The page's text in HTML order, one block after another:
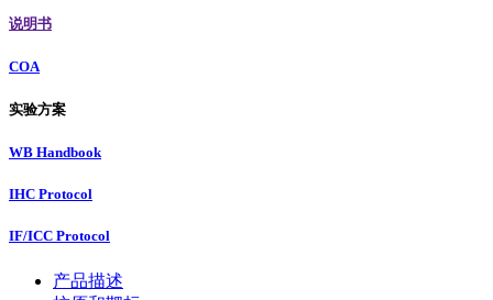
说明书
COA
实验方案
WB Handbook
IHC Protocol
IF/ICC Protocol
产品描述